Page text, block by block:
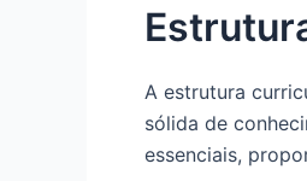
A estrutura
sólida de
essenciais,